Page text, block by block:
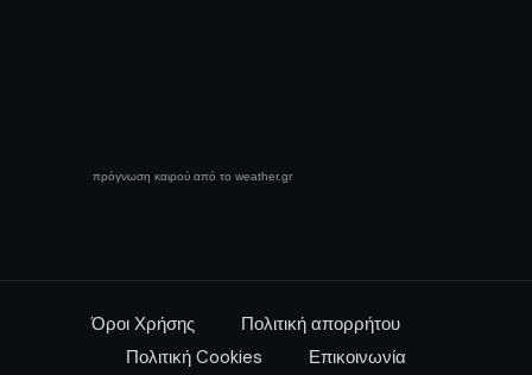
πρόγνωση καιρού από το weather.gr
Όροι Χρήσης
Πολιτική απορρήτου
Πολιτική Cookies
Επικοινωνία